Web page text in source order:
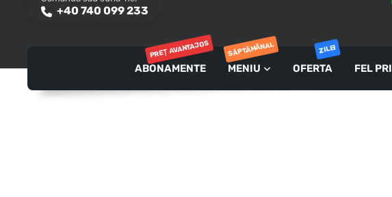
+40 740 099 233
Ai uitat parola?
ABONAMENTE
PREȚ AVANTAJOS
MENIU
SĂPTĂMÂNAL
OFERTA
ZILEI
FEL